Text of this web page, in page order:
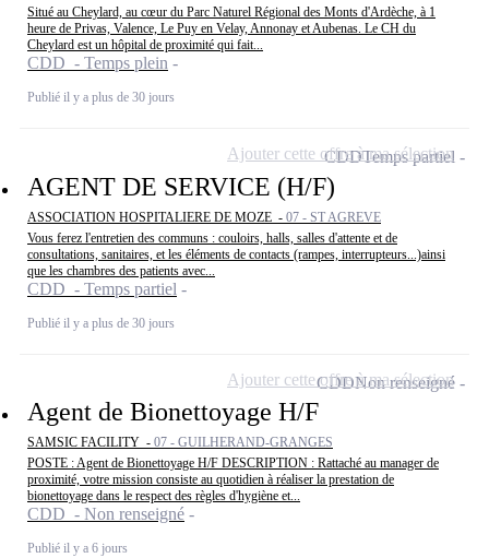
Situé au Cheylard, au cœur du Parc Naturel Régional des Monts d'Ardèche, à 1
heure de Privas, Valence, Le Puy en Velay, Annonay et Aubenas. Le CH du
Cheylard est un hôpital de proximité qui fait...
CDD - Temps plein
Publié il y a plus de 30 jours
AGENT DE SERVICE (H/F)
ASSOCIATION HOSPITALIERE DE MOZE - 07 - ST AGREVE
Vous ferez l'entretien des communs : couloirs, halls, salles d'attente et de
consultations, sanitaires, et les éléments de contacts (rampes, interrupteurs...)ainsi
que les chambres des patients avec...
CDD - Temps partiel
Publié il y a plus de 30 jours
CDDTemps partiel
Ajouter cette offre à ma sélection
Agent de Bionettoyage H/F
SAMSIC FACILITY - 07 - GUILHERAND-GRANGES
POSTE : Agent de Bionettoyage H/F DESCRIPTION : Rattaché au manager de
proximité, votre mission consiste au quotidien à réaliser la prestation de
bionettoyage dans le respect des règles d'hygiène et...
CDD - Non renseigné
Publié il y a 6 jours
CDDNon renseigné
Ajouter cette offre à ma sélection